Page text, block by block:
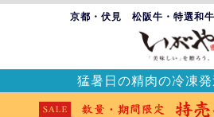
京都・伏見 松阪牛・特選和
猛暑日の精肉の冷凍